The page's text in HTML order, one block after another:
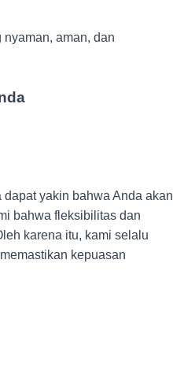
aman, dan
yakin bahwa Anda akan
bahwa fleksibilitas dan
karena itu, kami selalu
kepuasan